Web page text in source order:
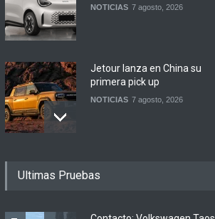
NOTICIAS 7 agosto, 2026
Jetour lanza en China su
primera pick up
NOTICIAS 7 agosto, 2026
renovadas S2 y Skua 150 en
7 agosto, 2026
Ultimas Pruebas